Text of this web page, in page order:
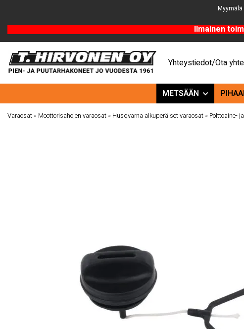
Myymälä
Ilmainen
Yhteystiedot/Ota
METSÄÄN
Varaosat » Moottorisahojen varaosat » Husqvarna alkuperäiset varaosat » Polttoaine-